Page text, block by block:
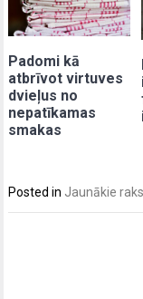
Padomi kā
atbrīvot virtuves
dvieļus no
nepatīkamas
smakas
Posted in Jaunākie